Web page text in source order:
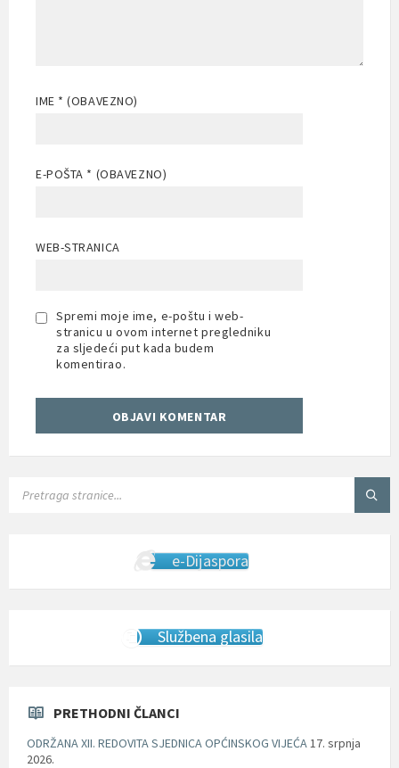
IME * (OBAVEZNO)
E-POŠTA * (OBAVEZNO)
WEB-STRANICA
Spremi moje ime, e-poštu i web-
stranicu u ovom internet pregledniku
za sljedeći put kada budem
komentirao.
e-Dijaspora
Službena glasila
PRETHODNI ČLANCI
ODRŽANA XII. REDOVITA SJEDNICA OPĆINSKOG VIJEĆA17. srpnja
2026.